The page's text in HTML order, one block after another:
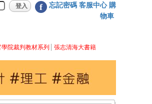
f 忘記密碼 客服中心 購
物車
學院裁判教材系列 張志清海大書籍